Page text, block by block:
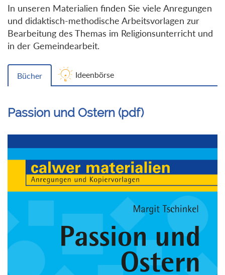
In unseren Materialien finden Sie viele Anregungen
und didaktisch-methodische Arbeitsvorlagen zur
Bearbeitung des Themas im Religionsunterricht und
in der Gemeindearbeit.
Bücher Ideenbörse
Passion und Ostern (pdf)